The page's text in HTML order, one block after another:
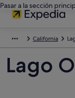
Pasar a la sección
California
Lago